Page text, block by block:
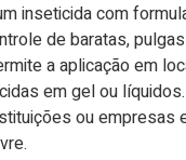
inseticida com
de baratas,
a aplicação em
em gel ou líquidos.
ou empresas